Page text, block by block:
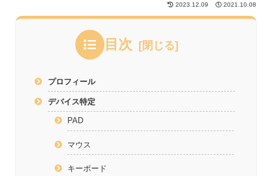
2023.12.09 2021.10.08
目次
プロフィール
デバイス特定
PAD
マウス
キーボード